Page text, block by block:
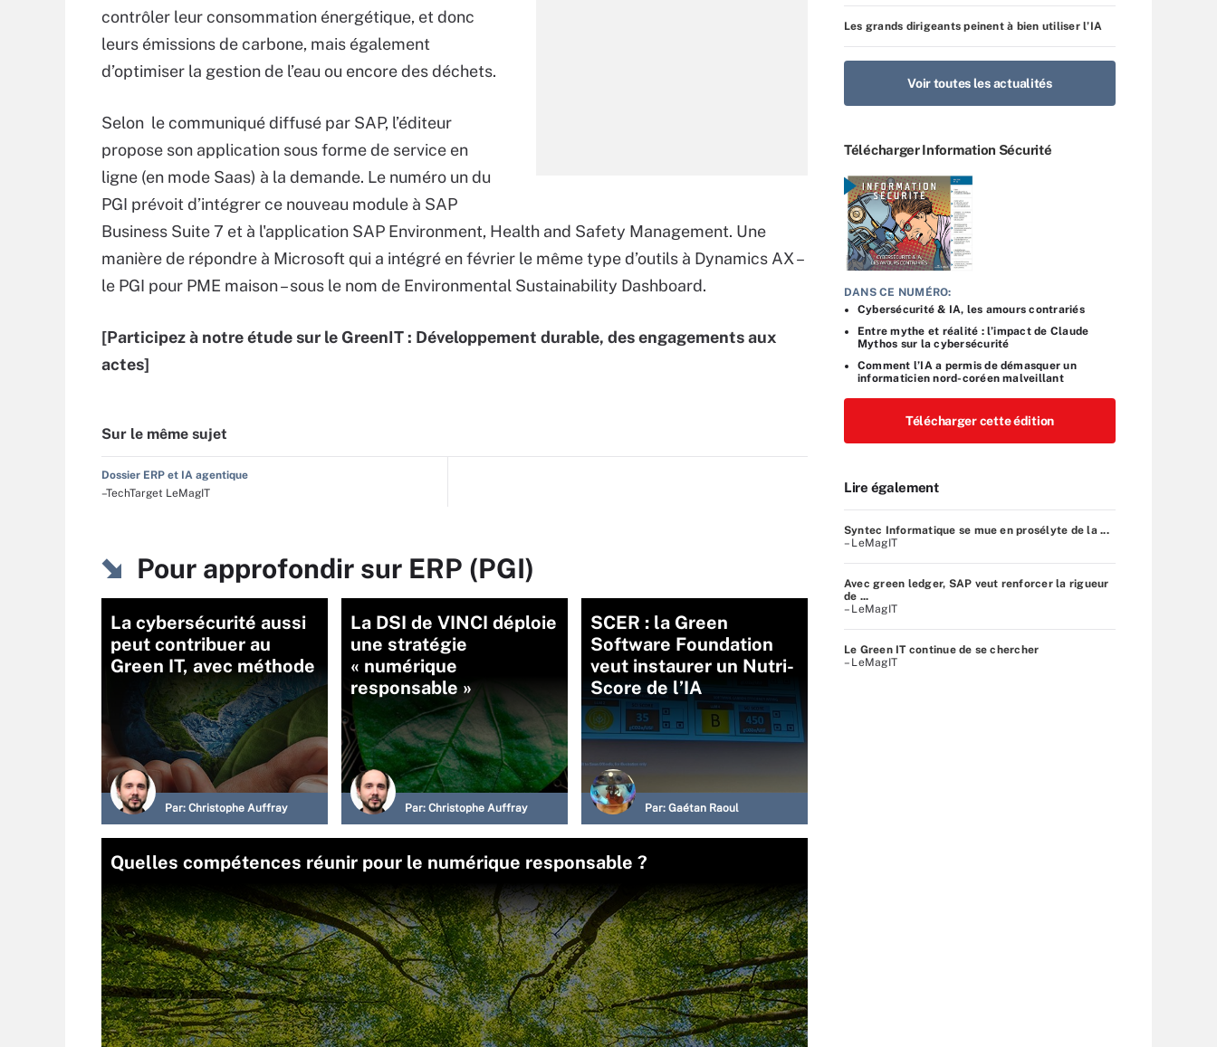
contrôler leur consommation énergétique, et donc
leurs émissions de carbone, mais également
d’optimiser la gestion de l’eau ou encore des déchets.
Selon le communiqué diffusé par SAP, l’éditeur
propose son application sous forme de service en
ligne (en mode Saas) à la demande. Le numéro un du
PGI prévoit d’intégrer ce nouveau module à SAP
Business Suite 7 et à l'application SAP Environment, Health and Safety Management. Une
manière de répondre à Microsoft qui a intégré en février le même type d’outils à Dynamics AX –
le PGI pour PME maison – sous le nom de Environmental Sustainability Dashboard.
[Participez à notre étude sur le GreenIT : Développement durable, des engagements aux
actes]
Sur le même sujet
Dossier ERP et IA agentique
–TechTarget LeMagIT
Pour approfondir sur ERP (PGI)
La cybersécurité aussi
peut contribuer au
Green IT, avec méthode
Par: Christophe Auffray
La DSI de VINCI déploie
une stratégie
« numérique
responsable »
Par: Christophe Auffray
SCER : la Green
Software Foundation
veut instaurer un Nutri-
Score de l’IA
Par: Gaétan Raoul
Quelles compétences réunir pour le numérique responsable ?
Les grands dirigeants peinent à bien utiliser l’IA
Voir toutes les actualités
Télécharger Information Sécurité
DANS CE NUMÉRO:
Cybersécurité & IA, les amours contrariés
Entre mythe et réalité : l’impact de Claude
Mythos sur la cybersécurité
Comment l’IA a permis de démasquer un
informaticien nord-coréen malveillant
Télécharger cette édition
Lire également
Syntec Informatique se mue en prosélyte de la ...
– LeMagIT
Avec green ledger, SAP veut renforcer la rigueur
de ...
– LeMagIT
Le Green IT continue de se chercher
– LeMagIT